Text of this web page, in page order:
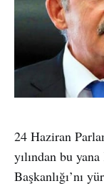
24 Haziran
yılından bu
Başkanlığı’nı